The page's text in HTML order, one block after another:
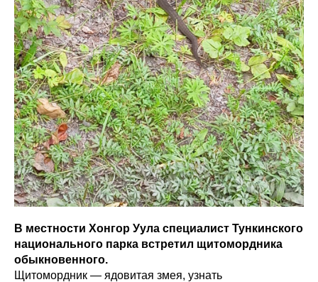
В местности Хонгор Уула специалист Тункинского
национального парка встретил щитомордника
обыкновенного.
Щитомордник — ядовитая змея, узнать